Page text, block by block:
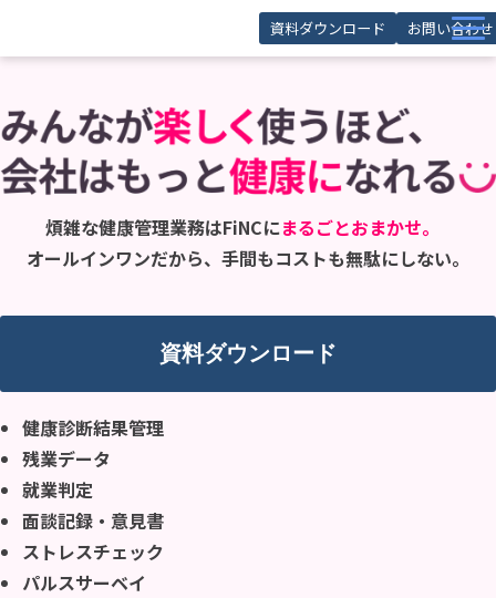
資料ダウンロード お問い合わせ
導入事例
お役立ち記事
セミナー
煩雑な健康管理業務はFiNCにまるごとおまかせ。
オールインワンだから、手間もコストも無駄にしない。
資料ダウンロード
健康診断結果管理
残業データ
就業判定
面談記録・意見書
ストレスチェック
パルスサーベイ